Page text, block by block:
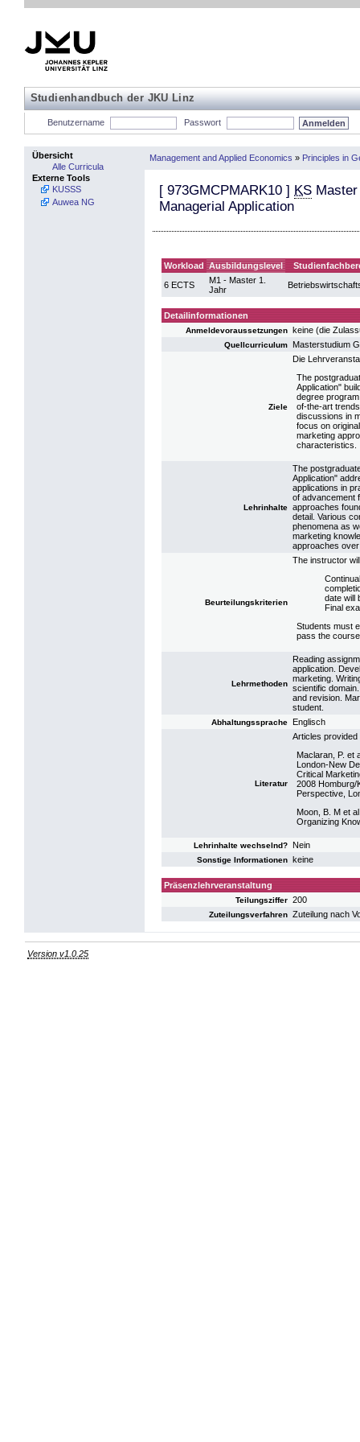
Studienhandbuch der JKU Linz
Benutzername Passwort
Übersicht
Alle Curricula
Externe Tools
KUSSS
Auwea NG
Management and Applied Economics » Principles in
[ 973GMCPMARK10 ] KS
Managerial Application
Workload Ausbildungslevel
6 ECTS
M1 - Master 1.
Jahr
Detailinformationen
Anmeldevoraussetzungen keine (die
Quellcurriculum Masterstudium
Ziele
Die
The
Application"
degree
of-the-art
discussions in
focus on
marketing
characteristics.
Lehrinhalte
The
Application"
applications in
of advancement
approaches
detail. Various
phenomena as
marketing
approaches
Beurteilungskriterien
The instructor
date will
Final
Students must
pass the
Lehrmethoden
Reading
application.
marketing.
scientific
and revision.
student.
Abhaltungssprache Englisch
Literatur
Articles
Maclaran, P. et
London-New
Critical
2008 Homburg/
Perspective,
Moon, B. M et
Organizing
Lehrinhalte wechselnd? Nein
Sonstige Informationen keine
Präsenzlehrveranstaltung
Teilungsziffer 200
Zuteilungsverfahren Zuteilung nach
Version v1.0.25